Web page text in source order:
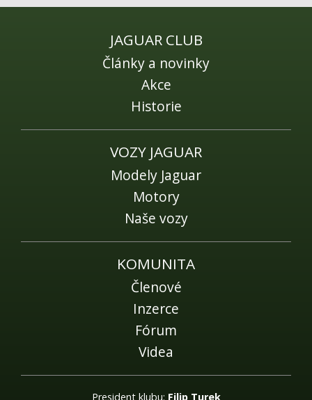
JAGUAR CLUB
Články a novinky
Akce
Historie
VOZY JAGUAR
Modely Jaguar
Motory
Naše vozy
KOMUNITA
Členové
Inzerce
Fórum
Videa
President klubu: Filip Turek